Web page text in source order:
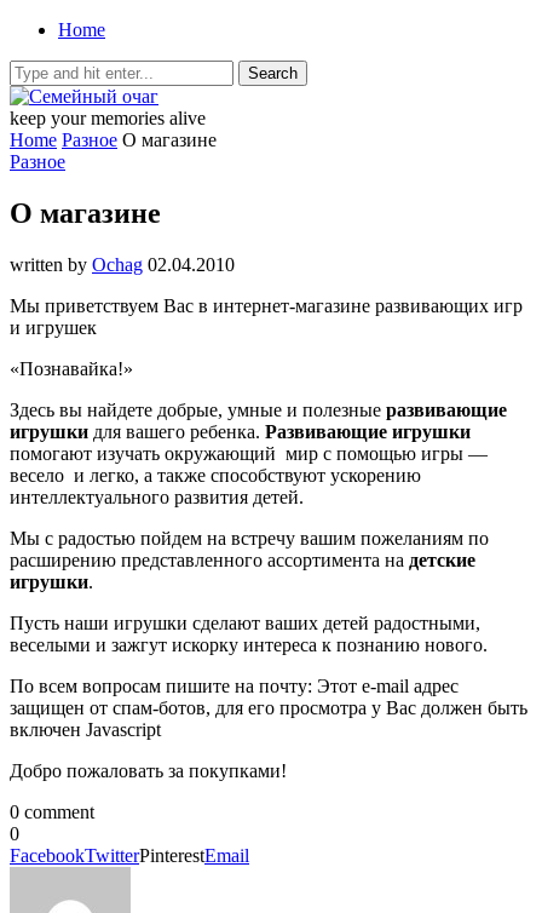
Home
keep your memories alive
Home Разное О магазине
Разное
О магазине
written by Ochag 02.04.2010
Мы приветствуем Вас в интернет-магазине развивающих игр
и игрушек
«Познавайка!»
Здесь вы найдете добрые, умные и полезные развивающие
игрушки для вашего ребенка. Развивающие игрушки
помогают изучать окружающий мир с помощью игры —
весело и легко, а также способствуют ускорению
интеллектуального развития детей.
Мы с радостью пойдем на встречу вашим пожеланиям по
расширению представленного ассортимента на детские
игрушки.
Пусть наши игрушки сделают ваших детей радостными,
веселыми и зажгут искорку интереса к познанию нового.
По всем вопросам пишите на почту: Этот e-mail адрес
защищен от спам-ботов, для его просмотра у Вас должен быть
включен Javascript
Добро пожаловать за покупками!
0 comment
0
FacebookTwitterPinterestEmail